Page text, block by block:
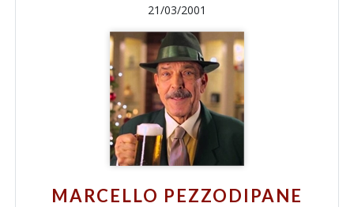
21/03/2001
MARCELLO PEZZODIPANE